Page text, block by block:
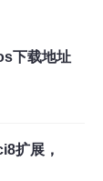
下载地址
扩展，